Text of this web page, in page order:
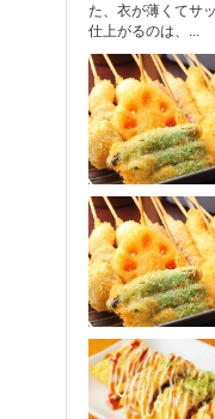
た、衣が薄くてサ
仕上がるのは、...